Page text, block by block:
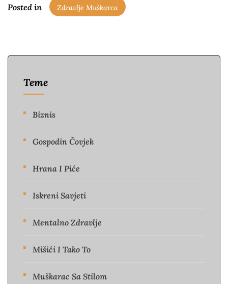
Posted in Zdravlje Muškarca
Teme
Biznis
Gospodin Čovjek
Hrana I Piće
Iskreni Savjeti
Mentalno Zdravlje
Mišići I Tako To
Muškarac Sa Stilom